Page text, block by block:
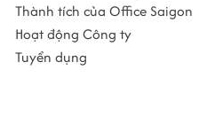
Thành tích của Office Saigon
Hoạt động Công ty
Tuyển dụng